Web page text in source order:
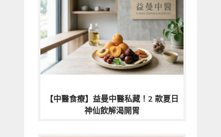
【中醫食療】益曼中醫私藏！2 款夏日
神仙飲解渴開胃